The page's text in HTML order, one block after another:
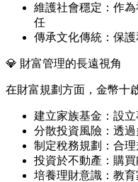
維護社會穩定：作
任
傳承文化傳統：保
💎 財富管理的長遠視角
在財富規劃方面，金幣十
建立家族基金：設
分散投資風險：透
制定稅務規劃：合
投資於不動產：購
培養理財意識：教